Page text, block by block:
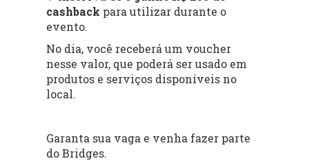
cashback para utilizar durante o
evento.
No dia, você receberá um voucher
nesse valor, que poderá ser usado em
produtos e serviços disponíveis no
local.
Garanta sua vaga e venha fazer parte
do Bridges.